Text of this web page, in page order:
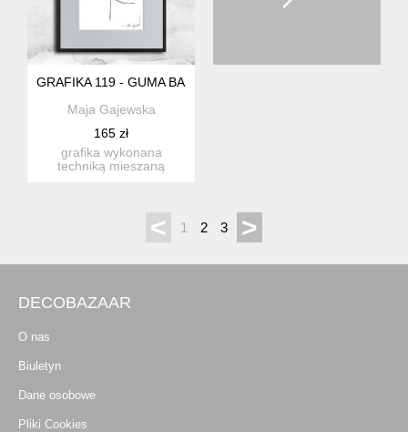
GRAFIKA 119 - GUMA BALONOWA
Maja Gajewska
165 zł
grafika wykonana
techniką mieszaną
< 1 2 3 >
DECOBAZAAR
O nas
Biuletyn
Dane osobowe
Pliki Cookies